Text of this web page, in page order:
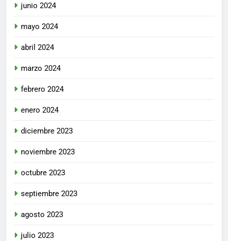
junio 2024
mayo 2024
abril 2024
marzo 2024
febrero 2024
enero 2024
diciembre 2023
noviembre 2023
octubre 2023
septiembre 2023
agosto 2023
julio 2023